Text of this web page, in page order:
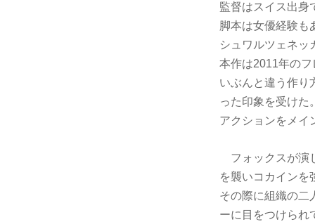
監督はスイス出身
脚本は女優経験も
シュワルツェネッ
本作は2011年の
いぶんと違う作り
った印象を受けた
アクションをメイ
フォックスが演
を襲いコカインを
その際に組織の二
ーに目をつけられ